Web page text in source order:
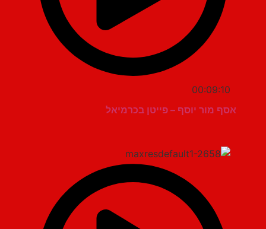
00:09:10
אסף מור יוסף – פייטן בכרמיאל